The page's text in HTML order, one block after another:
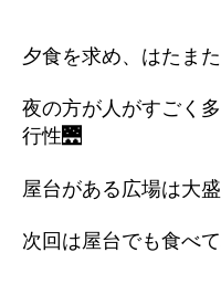
夕食を求め、はたま
夜の方が人がすごく
行性🌉
屋台がある広場は大
次回は屋台でも食べ